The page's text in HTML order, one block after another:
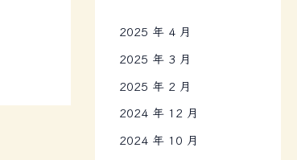
2025 年 4 月
2025 年 3 月
2025 年 2 月
2024 年 12 月
2024 年 10 月